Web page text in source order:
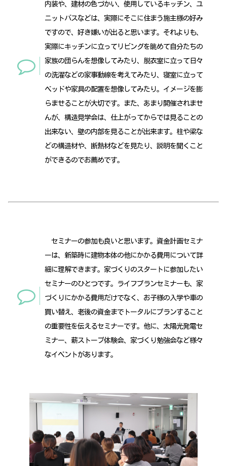
内装や、建材の色づかい、使用しているキッチン、ユ
ニットバスなどは、実際にそこに住まう施主様の好み
ですので、好き嫌いが出ると思います。それよりも、
実際にキッチンに立ってリビングを眺めて自分たちの
家族の団らんを想像してみたり、脱衣室に立って日々
の洗濯などの家事動線を考えてみたり、寝室に立って
ベッドや家具の配置を想像してみたり。イメージを膨
らませることが大切です。また、あまり開催されませ
んが、構造見学会は、仕上がってからでは見ることの
出来ない、壁の内部を見ることが出来ます。柱や梁な
どの構造材や、断熱材などを見たり、説明を聞くこと
ができるのでお薦めです。
セミナーの参加も良いと思います。資金計画セミナ
ーは、新築時に建物本体の他にかかる費用について詳
細に理解できます。家づくりのスタートに参加したい
セミナーのひとつです。ライフプランセミナーも、家
づくりにかかる費用だけでなく、お子様の入学や車の
買い替え、老後の資金までトータルにプランすること
の重要性を伝えるセミナーです。他に、太陽光発電セ
ミナー、薪ストーブ体験会、家づくり勉強会など様々
なイベントがあります。